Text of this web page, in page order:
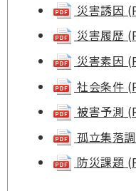
災害誘因
災害履歴
災害素因
社会条件
被害予測
孤立集落
防災課題